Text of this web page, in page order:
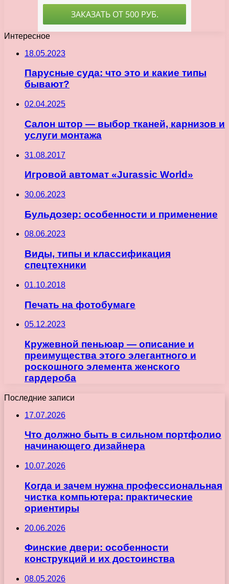
Интересное
18.05.2023
Парусные суда: что это и какие типы
бывают?
02.04.2025
Салон штор — выбор тканей, карнизов и
услуги монтажа
31.08.2017
Игровой автомат «Jurassic World»
30.06.2023
Бульдозер: особенности и применение
08.06.2023
Виды, типы и классификация
спецтехники
01.10.2018
Печать на фотобумаге
05.12.2023
Кружевной пеньюар — описание и
преимущества этого элегантного и
роскошного элемента женского
гардероба
Последние записи
17.07.2026
Что должно быть в сильном портфолио
начинающего дизайнера
10.07.2026
Когда и зачем нужна профессиональная
чистка компьютера: практические
ориентиры
20.06.2026
Финские двери: особенности
конструкций и их достоинства
08.05.2026